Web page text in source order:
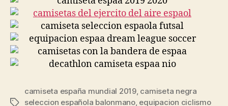
Etiquetas
camiseta españa mundial 2019, camiseta negra
seleccion española balonmano, equipacion ciclismo